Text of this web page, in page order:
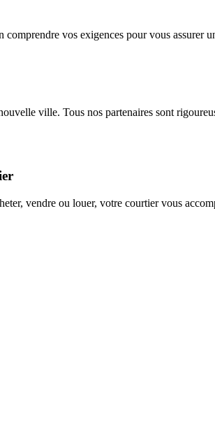
vos exigences pour vous assurer
ville. Tous nos partenaires sont
vendre ou louer, votre courtier vous